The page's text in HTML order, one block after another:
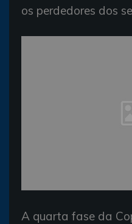
os perdedores dos
A quarta fase da